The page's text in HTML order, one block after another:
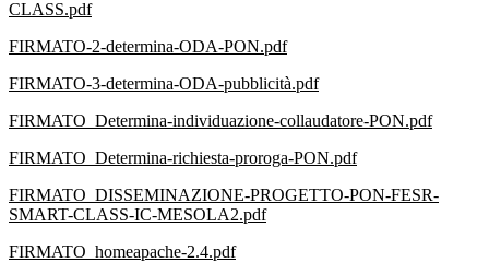
CLASS.pdf
FIRMATO-2-determina-ODA-PON.pdf
FIRMATO-3-determina-ODA-pubblicità.pdf
FIRMATO_Determina-individuazione-collaudatore-PON.pdf
FIRMATO_Determina-richiesta-proroga-PON.pdf
FIRMATO_DISSEMINAZIONE-PROGETTO-PON-FESR-
SMART-CLASS-IC-MESOLA2.pdf
FIRMATO_homeapache-2.4.pdf